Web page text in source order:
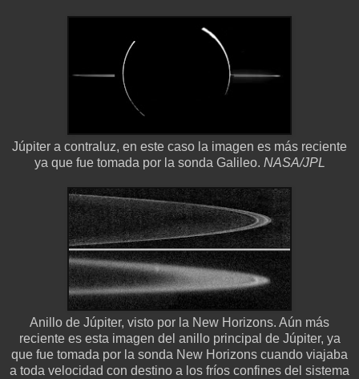
Júpiter a contraluz, en este caso la imagen es más reciente
ya que fue tomada por la sonda Galileo. NASA/JPL
Anillo de Júpiter, visto por la New Horizons. Aún más
reciente es esta imagen del anillo principal de Júpiter, ya
que fue tomada por la sonda New Horizons cuando viajaba
a toda velocidad con destino a los fríos confines del sistema